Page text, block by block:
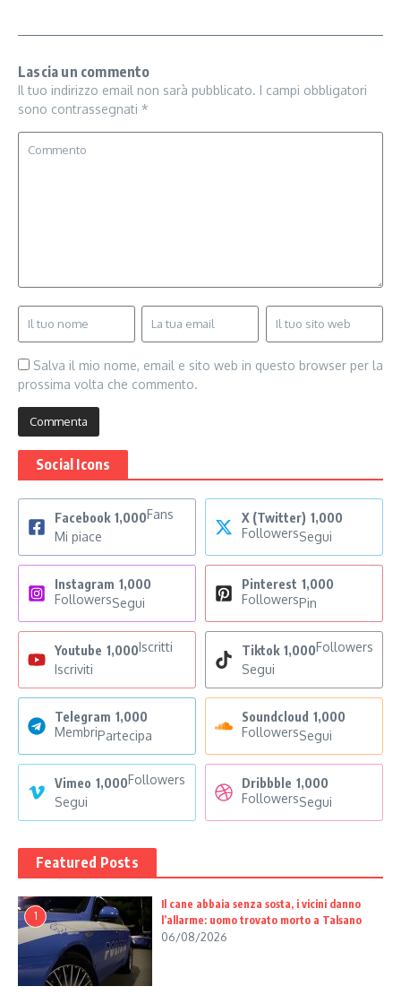
Lascia un commento
Il tuo indirizzo email non sarà pubblicato.
I campi obbligatori
sono contrassegnati *
Salva il mio nome, email e sito web in questo browser per la
prossima volta che commento.
Social Icons
Facebook 1,000Fans
Mi piace
X (Twitter) 1,000
FollowersSegui
Instagram 1,000
FollowersSegui
Pinterest 1,000
FollowersPin
Youtube 1,000 Iscritti
Iscriviti
Tiktok 1,000Followers
Segui
Telegram 1,000
MembriPartecipa
Soundcloud 1,000
FollowersSegui
Vimeo 1,000Followers
Segui
Dribbble 1,000
FollowersSegui
Featured Posts
1
Il cane abbaia senza sosta, i vicini danno
l’allarme: uomo trovato morto a Talsano
06/08/2026